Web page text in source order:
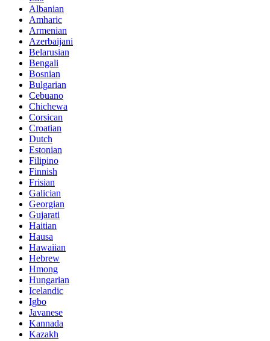
Albanian
Amharic
Armenian
Azerbaijani
Belarusian
Bengali
Bosnian
Bulgarian
Cebuano
Chichewa
Corsican
Croatian
Dutch
Estonian
Filipino
Finnish
Frisian
Galician
Georgian
Gujarati
Haitian
Hausa
Hawaiian
Hebrew
Hmong
Hungarian
Icelandic
Igbo
Javanese
Kannada
Kazakh